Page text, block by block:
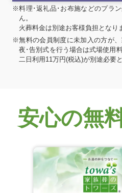
※料理･返礼品･お布施などのプラ
ん。
火葬料金は別途お客様負担となり
※無料の会員制度に未加入の方が
夜･告別式を行う場合は式場使用
二日利用11万円(税込)が別途必要
安心の無